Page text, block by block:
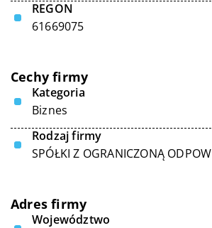
REGON
61669075
Cechy firmy
Kategoria
Biznes
Rodzaj firmy
SPÓŁKI Z OGRANICZONĄ
Adres firmy
Województwo